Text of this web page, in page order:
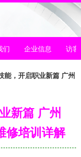
们 企业信息 访客
能，开启职业新篇 广州
新篇 广州
修培训详解